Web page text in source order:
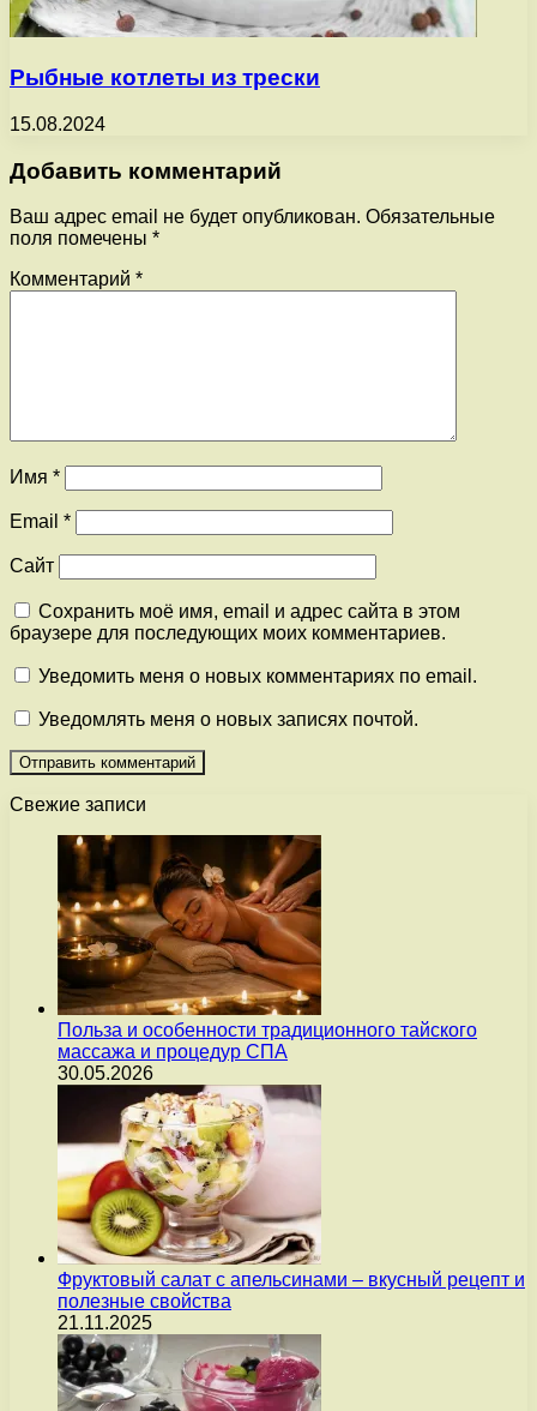
Рыбные котлеты из трески
15.08.2024
Добавить комментарий
Ваш адрес email не будет опубликован. Обязательные
поля помечены *
Комментарий *
Имя *
Email *
Сайт
Сохранить моё имя, email и адрес сайта в этом
браузере для последующих моих комментариев.
Уведомить меня о новых комментариях по email.
Уведомлять меня о новых записях почтой.
Свежие записи
Польза и особенности традиционного тайского
массажа и процедур СПА
30.05.2026
Фруктовый салат с апельсинами – вкусный рецепт и
полезные свойства
21.11.2025